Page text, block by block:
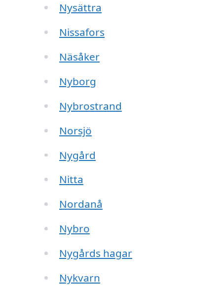
Nysättra
Nissafors
Näsåker
Nyborg
Nybrostrand
Norsjö
Nygård
Nitta
Nordanå
Nybro
Nygårds hagar
Nykvarn